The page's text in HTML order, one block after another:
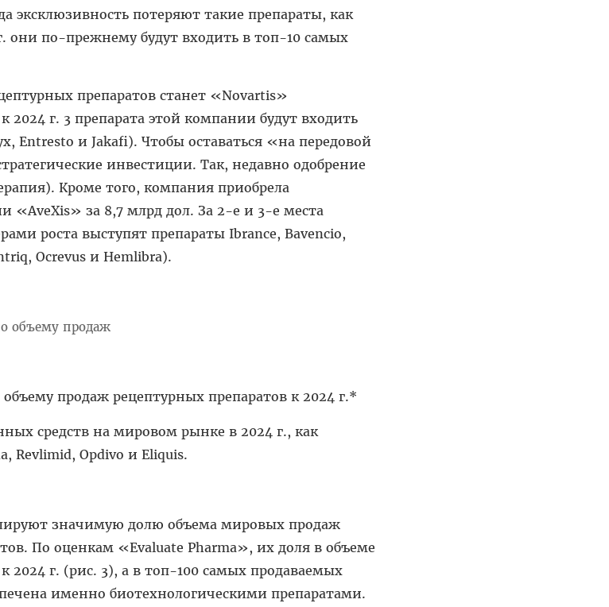
эксклюзивность потеряют такие препараты, как
они по-прежнему будут входить в топ-10 самых
препаратов станет «Novartis»
2024 г. 3 препарата этой компании будут входить
Entresto и Jakafi). Чтобы оставаться «на передовой
инвестиции. Так, недавно одобрение
Кроме того, компания приобрела
«AveXis» за 8,7 млрд дол. За 2-е и 3-е места
роста выступят препараты Ibrance, Bavencio,
Ocrevus и Hemlibra).
продаж рецептурных препаратов к 2024 г.*
средств на мировом рынке в 2024 г., как
Revlimid, Opdivo и Eliquis.
значимую долю объема мировых продаж
По оценкам «Evaluate Pharma», их доля в объеме
2024 г. (рис. 3), а в топ-100 самых продаваемых
именно биотехнологическими препаратами.